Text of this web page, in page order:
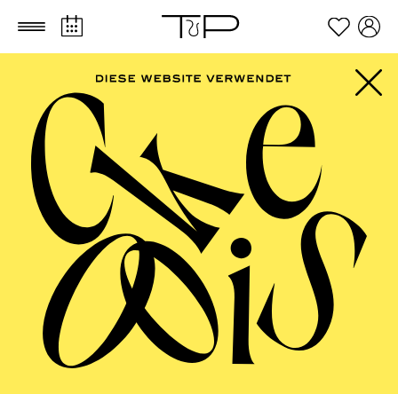
Zum Hauptinhalt springen Zum Footer springen
FILTER
SEPTEMBER 2026
PHILHARMONIE ESSEN
Friday
04.09.2026
20:00 - 23:00
Alfried Krupp Saal